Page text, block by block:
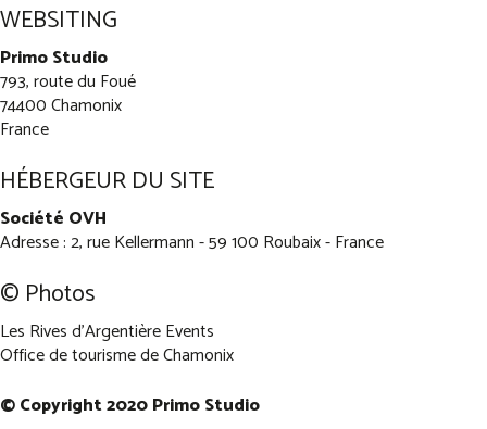
WEBSITING
Primo Studio
793, route du Foué
74400 Chamonix
France
HÉBERGEUR DU SITE
Société OVH
Adresse : 2, rue Kellermann - 59 100 Roubaix - France
© Photos
Les Rives d'Argentière Events
Office de tourisme de Chamonix
© Copyright 2020 Primo Studio